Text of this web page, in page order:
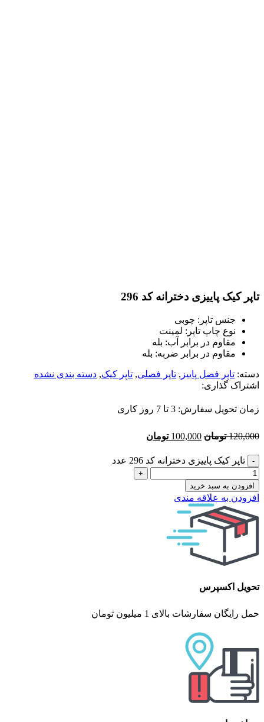
تاپر کیک پاییزی دخترانه کد 296
جنس تاپر: چوبی
نوع چاپ تاپر: لمینت
مقاوم در برابر آب: بله
مقاوم در برابر ضربه: بله
دسته: تاپر فصل پاییز , تاپر فصلی, تاپر کیک, دسته بندی نشده
اشتراک گذاری:
زمان تحویل سفارش: 3 تا 7 روز کاری
120,000 تومان 100,000 تومان
تاپر کیک پاییزی دخترانه کد 296 عدد
افزودن به سبد خرید
افزودن به علاقه مندی
تحویل اکسپرس
حمل رایگان سفارشات بالای 1 میلیون تومان